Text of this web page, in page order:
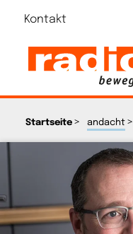
Kontakt
Startseite> andacht>